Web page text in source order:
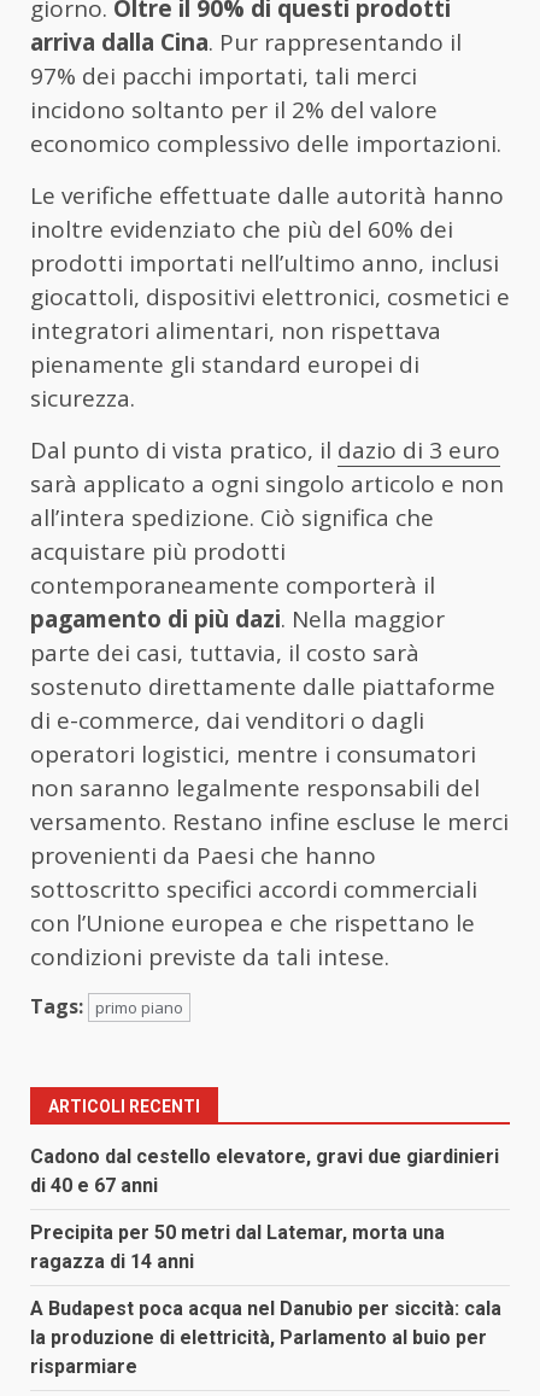
giorno. Oltre il 90% di questi prodotti
arriva dalla Cina. Pur rappresentando il
97% dei pacchi importati, tali merci
incidono soltanto per il 2% del valore
economico complessivo delle importazioni.
Le verifiche effettuate dalle autorità hanno
inoltre evidenziato che più del 60% dei
prodotti importati nell’ultimo anno, inclusi
giocattoli, dispositivi elettronici, cosmetici e
integratori alimentari, non rispettava
pienamente gli standard europei di
sicurezza.
Dal punto di vista pratico, il dazio di 3 euro
sarà applicato a ogni singolo articolo e non
all’intera spedizione. Ciò significa che
acquistare più prodotti
contemporaneamente comporterà il
pagamento di più dazi. Nella maggior
parte dei casi, tuttavia, il costo sarà
sostenuto direttamente dalle piattaforme
di e-commerce, dai venditori o dagli
operatori logistici, mentre i consumatori
non saranno legalmente responsabili del
versamento. Restano infine escluse le merci
provenienti da Paesi che hanno
sottoscritto specifici accordi commerciali
con l’Unione europea e che rispettano le
condizioni previste da tali intese.
Tags: primo piano
ARTICOLI RECENTI
Cadono dal cestello elevatore, gravi due giardinieri
di 40 e 67 anni
Precipita per 50 metri dal Latemar, morta una
ragazza di 14 anni
A Budapest poca acqua nel Danubio per siccità: cala
la produzione di elettricità, Parlamento al buio per
risparmiare